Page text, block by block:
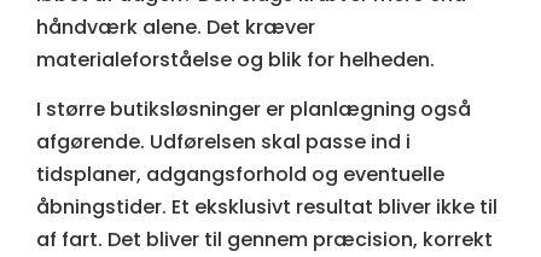
håndværk alene. Det kræver
materialeforståelse og blik for helheden.
I større butiksløsninger er planlægning også
afgørende. Udførelsen skal passe ind i
tidsplaner, adgangsforhold og eventuelle
åbningstider. Et eksklusivt resultat bliver ikke til
af fart. Det bliver til gennem præcision, korrekt